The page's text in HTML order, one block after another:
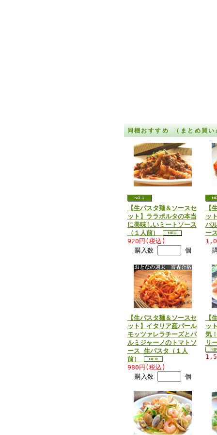
同梱おすすめ （まとめ買
【生パスタ麺＆ソースセ
ット】ララポルタの本当
に美味しいミートソース
（１人前）
920円(税込)
購入数
個
【
ッ
パ
ー
【生パスタ麺＆ソースセ
ット】イタリア産パール
モッツァレラチーズとパ
ルミジャーノのトマトソ
ース 生パスタ（１人
前）
980円(税込)
購入数
個
【
ッ
気
リ